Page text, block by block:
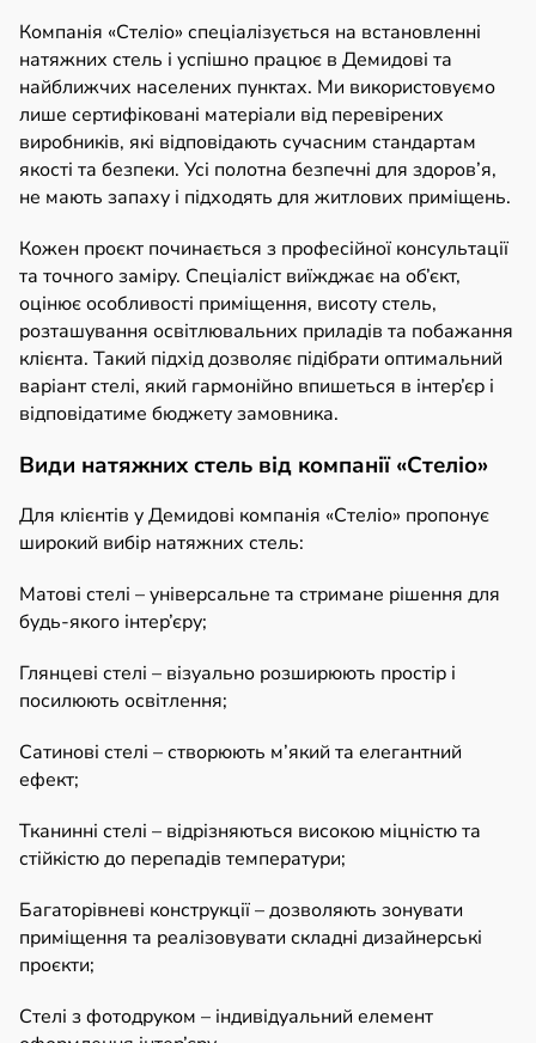
Компанія «Стеліо» спеціалізується на встановленні
натяжних стель і успішно працює в Демидові та
найближчих населених пунктах. Ми використовуємо
лише сертифіковані матеріали від перевірених
виробників, які відповідають сучасним стандартам
якості та безпеки. Усі полотна безпечні для здоров’я,
не мають запаху і підходять для житлових приміщень.
Кожен проєкт починається з професійної консультації
та точного заміру. Спеціаліст виїжджає на об’єкт,
оцінює особливості приміщення, висоту стель,
розташування освітлювальних приладів та побажання
клієнта. Такий підхід дозволяє підібрати оптимальний
варіант стелі, який гармонійно впишеться в інтер’єр і
відповідатиме бюджету замовника.
Види натяжних стель від компанії «Стеліо»
Для клієнтів у Демидові компанія «Стеліо» пропонує
широкий вибір натяжних стель:
Матові стелі – універсальне та стримане рішення для
будь-якого інтер’єру;
Глянцеві стелі – візуально розширюють простір і
посилюють освітлення;
Сатинові стелі – створюють м’який та елегантний
ефект;
Тканинні стелі – відрізняються високою міцністю та
стійкістю до перепадів температури;
Багаторівневі конструкції – дозволяють зонувати
приміщення та реалізовувати складні дизайнерські
проєкти;
Стелі з фотодруком – індивідуальний елемент